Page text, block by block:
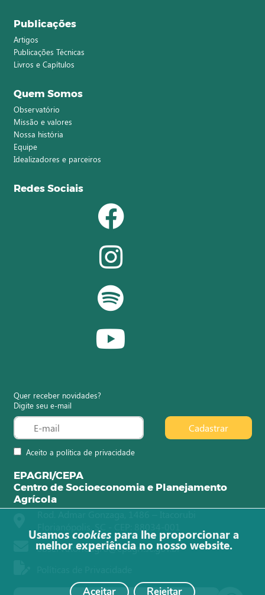
Publicações
Artigos
Publicações Técnicas
Livros e Capítulos
Quem Somos
Observatório
Missão e valores
Nossa história
Equipe
Idealizadores e parceiros
Redes Sociais
Quer receber novidades?
Digite seu e-mail
Aceito a política de privacidade
Cadastrar
EPAGRI/CEPA
Centro de Socioeconomia e Planejamento
Agrícola
observatorioagro@epagri.sc.gov.br
Usamos cookies para lhe proporcionar a
melhor experiência no nosso website.
Aceitar Rejeitar